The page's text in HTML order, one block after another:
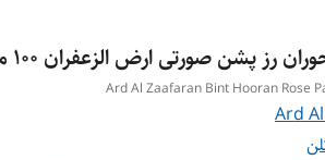
رز پشن صورتی ارض الزعفران ۱۰۰ میل اصل
Ard Al Zaafaran Bint Hooran Rose
Ard